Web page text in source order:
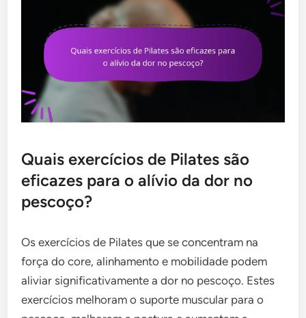
Quais exercícios de Pilates são
eficazes para o alívio da dor no
pescoço?
Os exercícios de Pilates que se concentram na
força do core, alinhamento e mobilidade podem
aliviar significativamente a dor no pescoço. Estes
exercícios melhoram o suporte muscular para o